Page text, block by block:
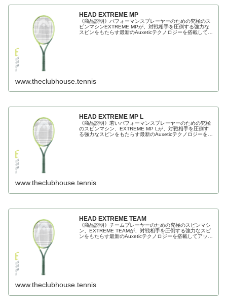
HEAD EXTREME MP
《商品説明》パフォーマンスプレーヤーのための究極のス
ピンマシンEXTREME MPが、対戦相手を圧倒する強力な
スピンをもたらす最新のAuxeticテクノロジーを搭載してア
www.theclubhouse.tennis
HEAD EXTREME MP L
《商品説明》若いパフォーマンスプレーヤーのための究極
のスピンマシン、EXTREME MP Lが、対戦相手を圧倒す
る強力なスピンをもたらす最新のAuxeticテクノロジーを搭
www.theclubhouse.tennis
HEAD EXTREME TEAM
《商品説明》チームプレーヤーのための究極のスピンマシ
ン、EXTREME TEAMが、対戦相手を圧倒する強力なスピ
ンをもたらす最新のAuxeticテクノロジーを搭載してアップ
www.theclubhouse.tennis